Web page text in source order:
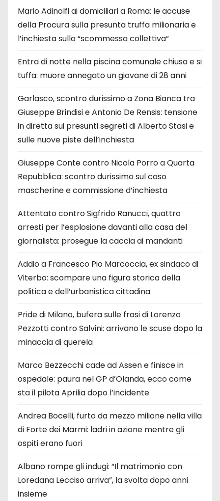
Mario Adinolfi ai domiciliari a Roma: le accuse
della Procura sulla presunta truffa milionaria e
l’inchiesta sulla “scommessa collettiva”
Entra di notte nella piscina comunale chiusa e si
tuffa: muore annegato un giovane di 28 anni
Garlasco, scontro durissimo a Zona Bianca tra
Giuseppe Brindisi e Antonio De Rensis: tensione
in diretta sui presunti segreti di Alberto Stasi e
sulle nuove piste dell’inchiesta
Giuseppe Conte contro Nicola Porro a Quarta
Repubblica: scontro durissimo sul caso
mascherine e commissione d’inchiesta
Attentato contro Sigfrido Ranucci, quattro
arresti per l’esplosione davanti alla casa del
giornalista: prosegue la caccia ai mandanti
Addio a Francesco Pio Marcoccia, ex sindaco di
Viterbo: scompare una figura storica della
politica e dell’urbanistica cittadina
Pride di Milano, bufera sulle frasi di Lorenzo
Pezzotti contro Salvini: arrivano le scuse dopo la
minaccia di querela
Marco Bezzecchi cade ad Assen e finisce in
ospedale: paura nel GP d’Olanda, ecco come
sta il pilota Aprilia dopo l’incidente
Andrea Bocelli, furto da mezzo milione nella villa
di Forte dei Marmi: ladri in azione mentre gli
ospiti erano fuori
Albano rompe gli indugi: “Il matrimonio con
Loredana Lecciso arriva”, la svolta dopo anni
insieme